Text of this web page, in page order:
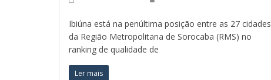
Ibiúna está na penúltima posição entre as 27 cidades
da Região Metropolitana de Sorocaba (RMS) no
ranking de qualidade de
Ler mais